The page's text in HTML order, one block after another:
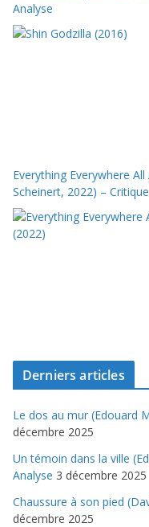
Analyse
Everything Everywhere
Scheinert, 2022) –
Derniers articles
Le dos au mur (Edouard
décembre 2025
Un témoin dans la ville
Analyse 3 décembre 2025
Chaussure à son pied
décembre 2025